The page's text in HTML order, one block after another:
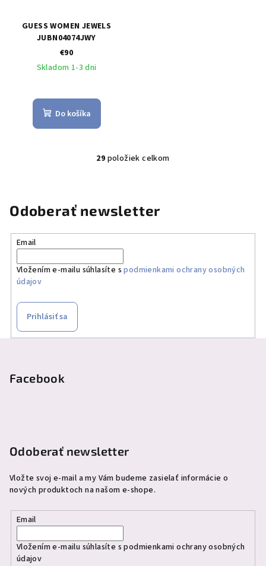
GUESS WOMEN JEWELS
JUBN04074JWY
€90
Skladom 1-3 dni
Do košíka
O
á
d
a
e
y
29 položiek celkom
Odoberať newsletter
Email
Vložením e-mailu súhlasíte spodmienkami ochrany osobných
údajov
Prihlásiť sa
Facebook
Odoberať newsletter
Vložte svoj e-mail a my Vám budeme zasielať informácie o
nových produktoch na našom e-shope.
Email
Vložením e-mailu súhlasíte spodmienkami ochrany osobných
údajov